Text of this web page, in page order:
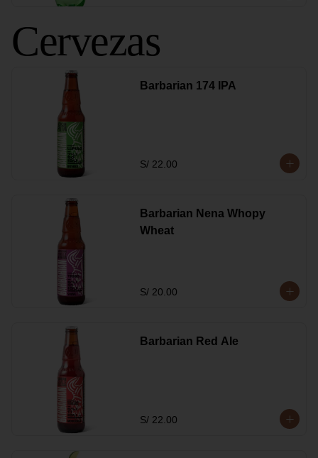
Cervezas
Barbarian 174 IPA
S/ 22.00
Barbarian Nena Whopy
Wheat
S/ 20.00
Barbarian Red Ale
S/ 22.00